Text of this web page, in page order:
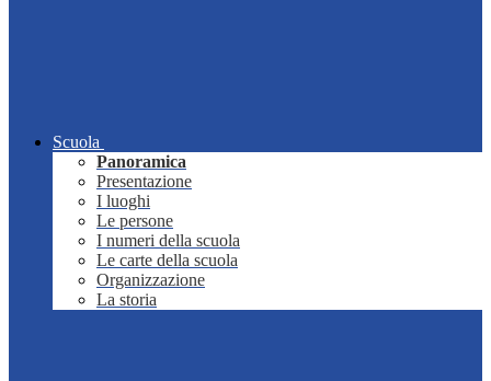
Scuola
Panoramica
Presentazione
I luoghi
Le persone
I numeri della scuola
Le carte della scuola
Organizzazione
La storia